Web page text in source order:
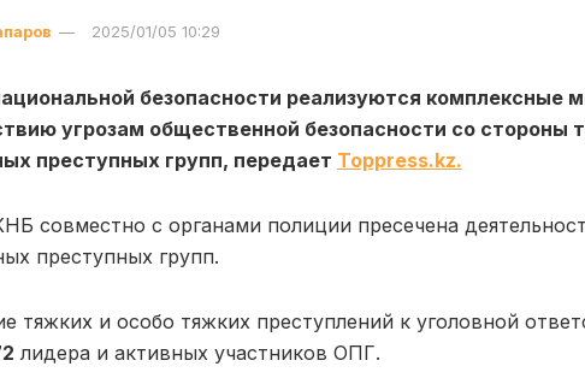
2025/01/05 10:29
безопасности реализуются комплексные
угрозам общественной безопасности со стороны
преступных групп, передает Toppress.kz.
совместно с органами полиции пресечена
преступных групп.
тяжких и особо тяжких преступлений к уголовной
лидера и активных участников ОПГ.